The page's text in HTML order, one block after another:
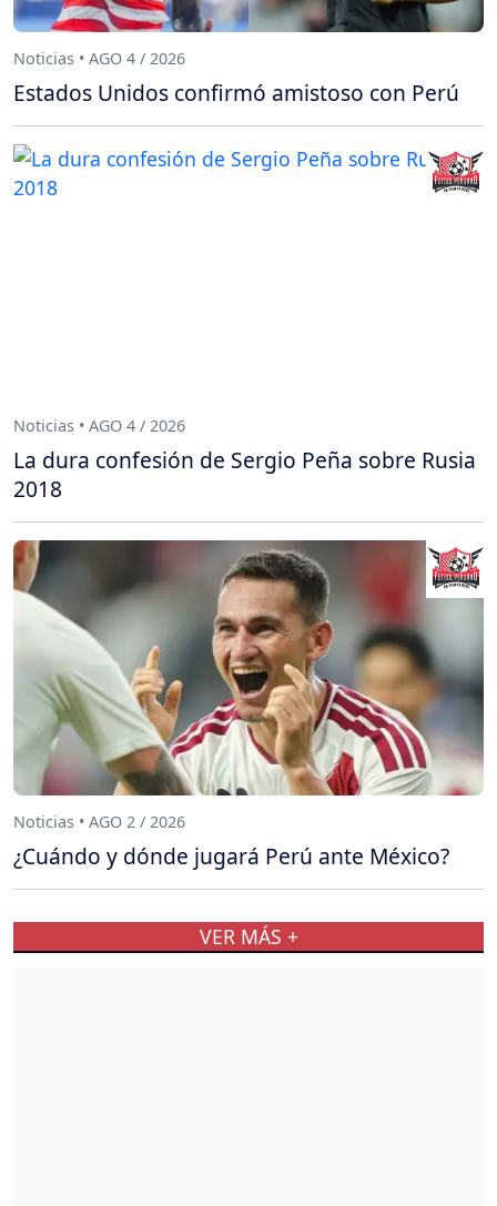
Noticias • AGO 4 / 2026
Estados Unidos confirmó amistoso con Perú
Noticias • AGO 4 / 2026
La dura confesión de Sergio Peña sobre Rusia
2018
Noticias • AGO 2 / 2026
¿Cuándo y dónde jugará Perú ante México?
VER MÁS +